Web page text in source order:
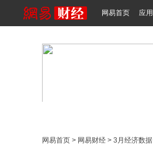
网易首页 应用
网易首页 > 网易财经 > 3月经济数据